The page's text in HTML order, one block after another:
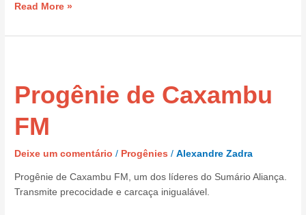
Read More »
Progênie de Caxambu
FM
Deixe um comentário / Progênies /Alexandre Zadra
Progênie de Caxambu FM, um dos líderes do Sumário Aliança.
Transmite precocidade e carcaça inigualável.
Caxambu
FM